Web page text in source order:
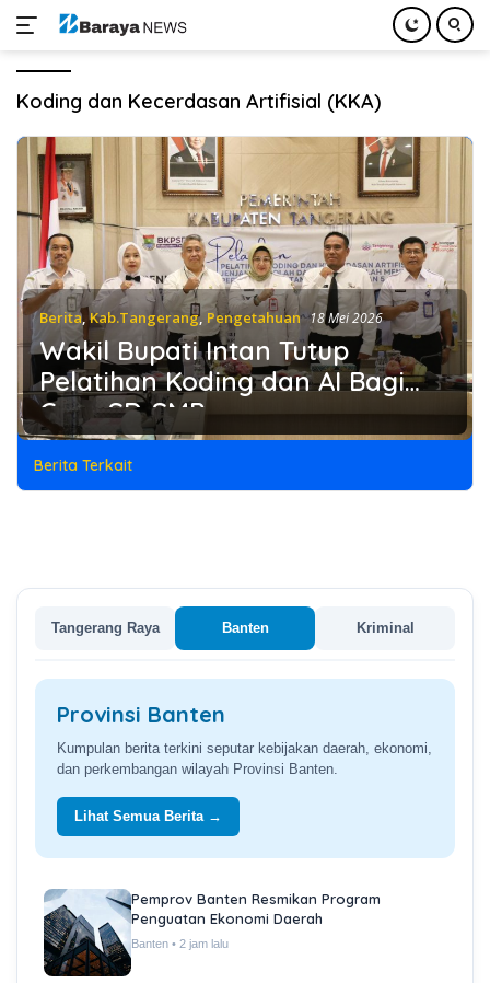
konten
Koding dan Kecerdasan Artifisial (KKA)
Berita,Kab.Tangerang, Pengetahuan 18 Mei 2026
Wakil Bupati Intan Tutup
Pelatihan Koding dan AI Bagi
Guru SD-SMP
Berita Terkait
Tangerang Raya Banten Kriminal
Provinsi Banten
Kumpulan berita terkini seputar kebijakan daerah, ekonomi,
dan perkembangan wilayah Provinsi Banten.
Lihat Semua Berita →
Pemprov Banten Resmikan Program
Penguatan Ekonomi Daerah
Banten • 2 jam lalu